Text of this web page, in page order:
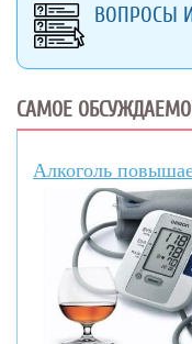
ВОПРОСЫ
САМОЕ
Алкоголь